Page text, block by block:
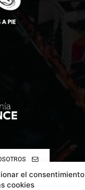
el consentimiento
cookies